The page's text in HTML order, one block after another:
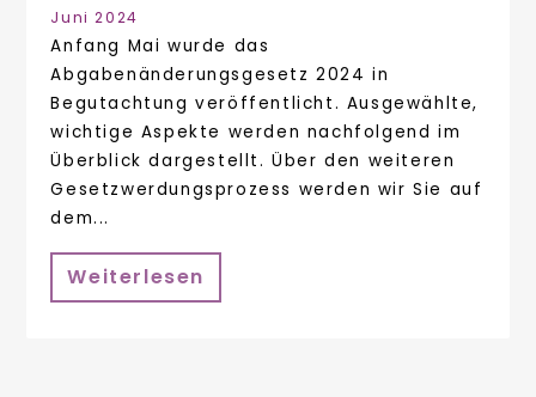
Juni 2024
Anfang Mai wurde das
Abgabenänderungsgesetz 2024 in
Begutachtung veröffentlicht. Ausgewählte,
wichtige Aspekte werden nachfolgend im
Überblick dargestellt. Über den weiteren
Gesetzwerdungsprozess werden wir Sie auf
dem...
Weiterlesen